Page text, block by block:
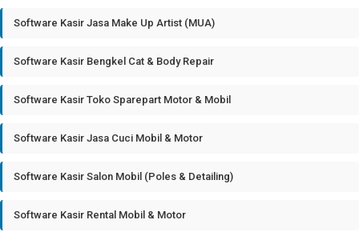
Software Kasir Jasa Make Up Artist (MUA)
Software Kasir Bengkel Cat & Body Repair
Software Kasir Toko Sparepart Motor & Mobil
Software Kasir Jasa Cuci Mobil & Motor
Software Kasir Salon Mobil (Poles & Detailing)
Software Kasir Rental Mobil & Motor